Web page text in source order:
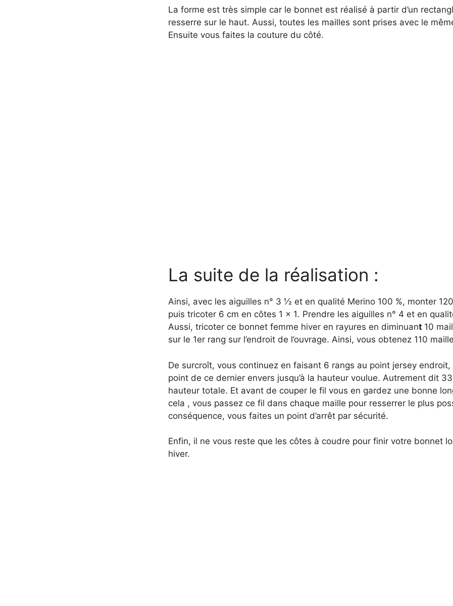
La forme est très simple car le bonnet est réalisé à partir d’un
resserre sur le haut. Aussi, toutes les mailles sont prises avec le
Ensuite vous faites la couture du côté.
La suite de la réalisation :
Ainsi, avec les aiguilles n° 3 ½ et en qualité Merino 100 %, monter
puis tricoter 6 cm en côtes 1 x 1. Prendre les aiguilles n° 4 et en
Aussi, tricoter ce bonnet femme hiver en rayures en diminuant 10
sur le 1er rang sur l’endroit de l’ouvrage. Ainsi, vous obtenez 110
De surcroît, vous continuez en faisant 6 rangs au point jersey endroit,
point de ce dernier envers jusqu’à la hauteur voulue. Autrement dit
hauteur totale. Et avant de couper le fil vous en gardez une bonne
cela , vous passez ce fil dans chaque maille pour resserrer le plus
conséquence, vous faites un point d’arrêt par sécurité.
Enfin, il ne vous reste que les côtes à coudre pour finir votre bonnet
hiver.